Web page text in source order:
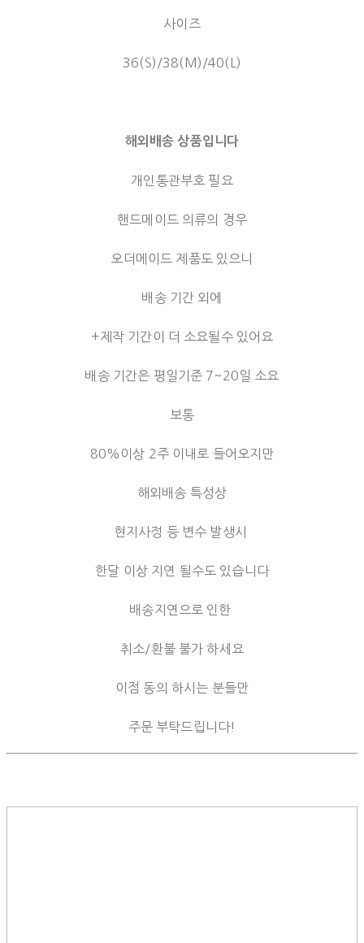
사이즈
36(S)/38(M)/40(L)
해외배송 상품입니다
개인통관부호 필요
핸드메이드 의류의 경우
오더메이드 제품도 있으니
배송 기간 외에
+제작 기간이 더 소요될수 있어요
배송 기간은 평일기준 7~20일 소요
보통
80%이상 2주 이내로 들어오지만
해외배송 특성상
현지사정 등 변수 발생시
한달 이상 지연 될수도 있습니다
배송지연으로 인한
취소/환불 불가 하세요
이점 동의 하시는 분들만
주문 부탁드립니다!